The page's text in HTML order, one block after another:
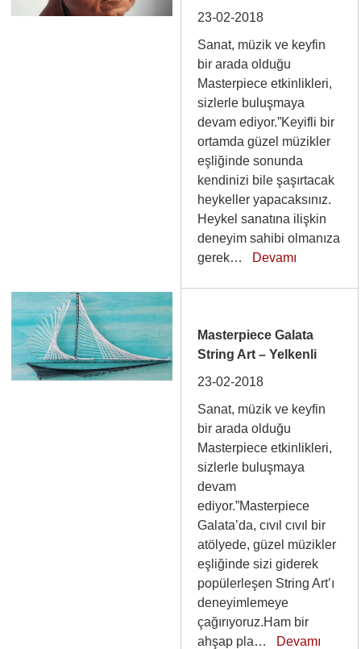
23-02-2018
Sanat, müzik ve keyfin
bir arada olduğu
Masterpiece etkinlikleri,
sizlerle buluşmaya
devam ediyor.”Keyifli bir
ortamda güzel müzikler
eşliğinde sonunda
kendinizi bile şaşırtacak
heykeller yapacaksınız.
Heykel sanatına ilişkin
deneyim sahibi olmanıza
gerek… Devamı
Masterpiece Galata
String Art – Yelkenli
23-02-2018
Sanat, müzik ve keyfin
bir arada olduğu
Masterpiece etkinlikleri,
sizlerle buluşmaya
devam
ediyor.”Masterpiece
Galata’da, cıvıl cıvıl bir
atölyede, güzel müzikler
eşliğinde sizi giderek
popülerleşen String Art’ı
deneyimlemeye
çağırıyoruz.Ham bir
ahşap pla… Devamı